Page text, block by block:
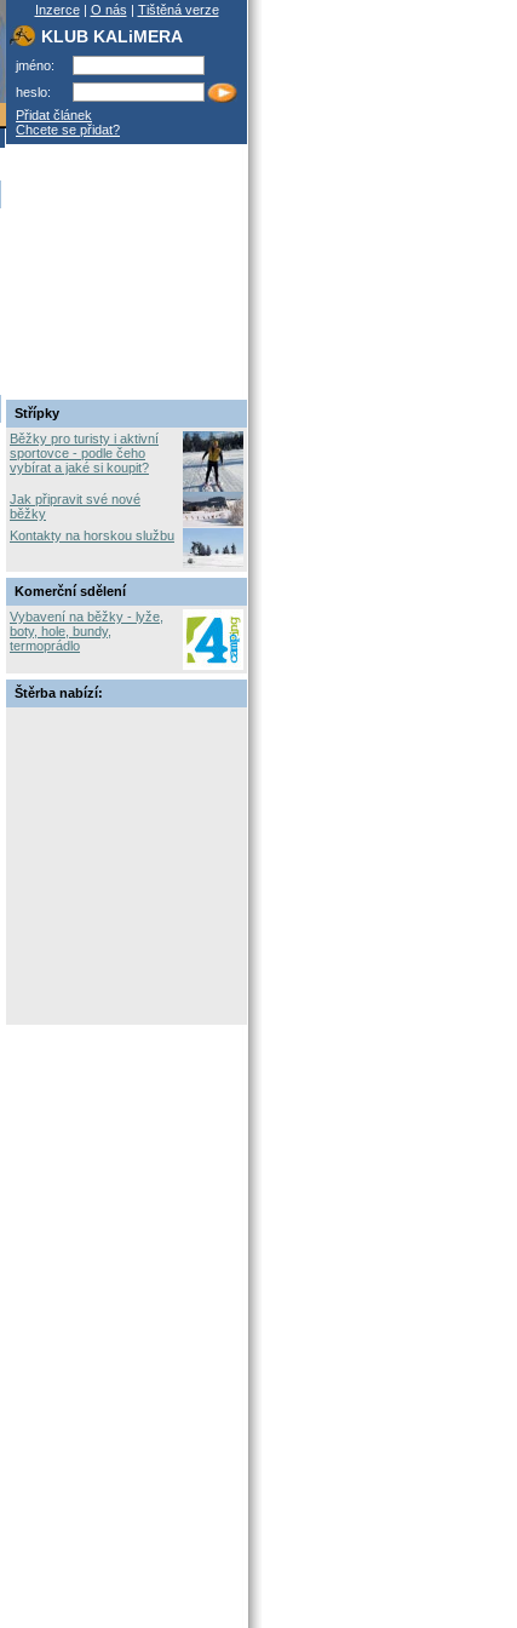
Inzerce| O nás | Tištěná verze
KLUB KALiMERA
jméno:
heslo:
Přidat článek
Chcete se přidat?
Střípky
Běžky pro turisty i aktivní
sportovce - podle čeho
vybírat a jaké si koupit?
Jak připravit své nové
běžky
Kontakty na horskou službu
Komerční sdělení
Vybavení na běžky - lyže,
boty, hole, bundy,
termoprádlo
Štěrba nabízí: